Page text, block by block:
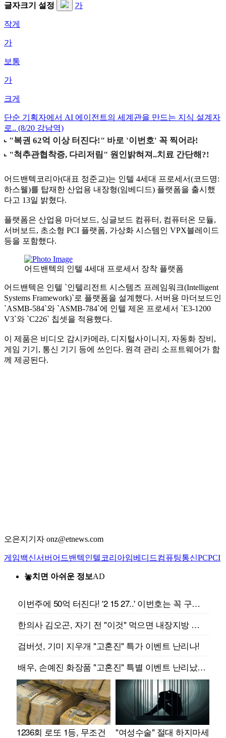
글자크기 설정 가
작게
가
보통
가
크게
단순 기획자에서 AI 에이전트의 세계관을 만드는 지식 설계자
로.. (8/20 강남역)
어드밴텍코리아(대표 정준교)는 인텔 4세대 프로세서(코드명:
하스웰)를 탑재한 산업용 내장형(임베디드) 플랫폼을 출시했
다고 13일 밝혔다.
플랫폼은 산업용 마더보드, 싱글보드 컴퓨터, 컴퓨터온 모듈,
서버보드, 초소형 PCI 플랫폼, 가상화 시스템인 VPX블레이드
등을 포함했다.
어드밴텍의 인텔 4세대 프로세서 장착 플랫폼
어드밴텍은 인텔 `인텔리전트 시스템즈 프레임워크(Intelligent
Systems Framework)`로 플랫폼을 설계했다. 서버용 마더보드인
`ASMB-584`와 `ASMB-784`에 인텔 제온 프로세서 `E3-1200
V3`와 `C226` 칩셋을 적용했다.
이 제품은 비디오 감시카메라, 디지털사이니지, 자동화 장비,
게임 기기, 통신 기기 등에 쓰인다. 원격 관리 소프트웨어가 함
께 제공된다.
오은지기자 onz@etnews.com
게임백신서버 어드밴텍인텔코리아임베디드컴퓨팅통신PCPCI
놓치면 아쉬운 정보AD